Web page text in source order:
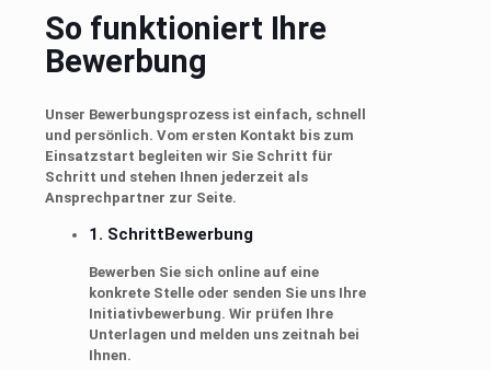
So funktioniert Ihre
Bewerbung
Unser Bewerbungsprozess ist einfach, schnell
und persönlich. Vom ersten Kontakt bis zum
Einsatzstart begleiten wir Sie Schritt für
Schritt und stehen Ihnen jederzeit als
Ansprechpartner zur Seite.
1. SchrittBewerbung
Bewerben Sie sich online auf eine
konkrete Stelle oder senden Sie uns Ihre
Initiativbewerbung. Wir prüfen Ihre
Unterlagen und melden uns zeitnah bei
Ihnen.